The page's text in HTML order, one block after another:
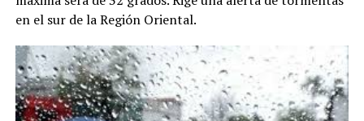
en el sur de la Región Oriental.